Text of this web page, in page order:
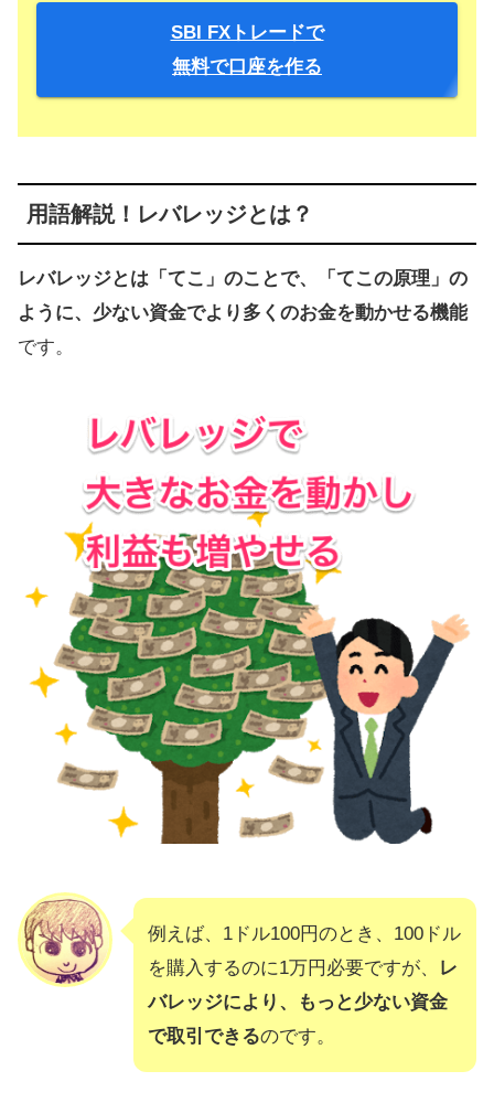
SBI FXトレードで
無料で口座を作る
用語解説！レバレッジとは？
レバレッジとは「てこ」のことで、「てこの原理」の
ように、少ない資金でより多くのお金を動かせる機能
です。
例えば、1ドル100円のとき、100ドル
を購入するのに1万円必要ですが、
レ
バレッジにより、もっと少ない資金
で取引できるのです。